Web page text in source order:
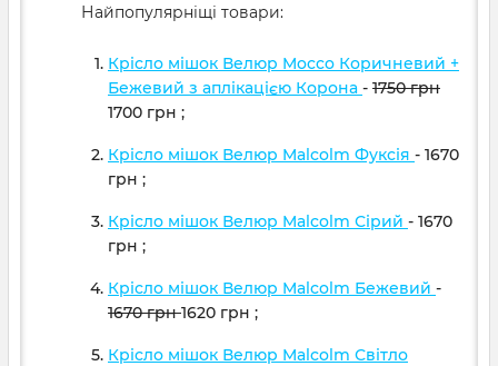
Найпопулярніщі товари:
Крісло мішок Велюр Mocco Коричневий +
Бежевий з аплікацією Корона - 1750грн
1700 грн ;
Крісло мішок Велюр Malcolm Фуксія - 1670
грн ;
Крісло мішок Велюр Malcolm Сірий - 1670
грн ;
Крісло мішок Велюр Malcolm Бежевий -
1670грн1620 грн ;
Крісло мішок Велюр Malcolm Світло